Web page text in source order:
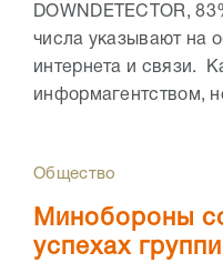
DOWNDETECTOR,
числа указывают на
интернета и связи.
информагентством,
Общество
Минобороны
успехах